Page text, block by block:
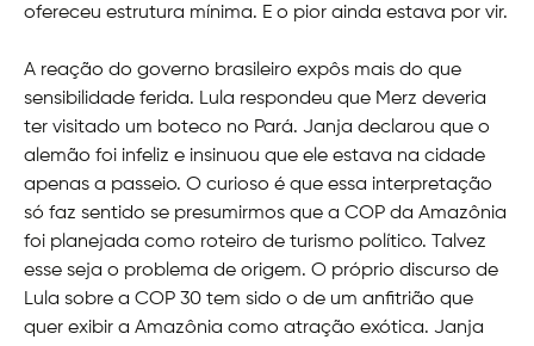
ofereceu estrutura mínima. E o pior ainda estava por vir.
A reação do governo brasileiro expôs mais do que
sensibilidade ferida. Lula respondeu que Merz deveria
ter visitado um boteco no Pará. Janja declarou que o
alemão foi infeliz e insinuou que ele estava na cidade
apenas a passeio. O curioso é que essa interpretação
só faz sentido se presumirmos que a COP da Amazônia
foi planejada como roteiro de turismo político. Talvez
esse seja o problema de origem. O próprio discurso de
Lula sobre a COP 30 tem sido o de um anfitrião que
quer exibir a Amazônia como atração exótica. Janja